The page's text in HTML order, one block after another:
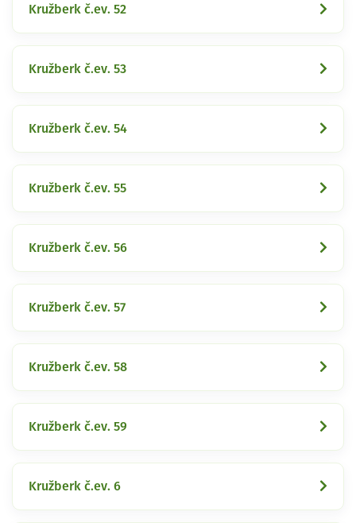
Kružberk č.ev. 52
Kružberk č.ev. 53
Kružberk č.ev. 54
Kružberk č.ev. 55
Kružberk č.ev. 56
Kružberk č.ev. 57
Kružberk č.ev. 58
Kružberk č.ev. 59
Kružberk č.ev. 6